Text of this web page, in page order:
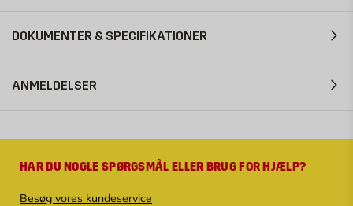
DOKUMENTER & SPECIFIKATIONER
ANMELDELSER
HAR DU NOGLE SPØRGSMÅL ELLER BRUG FOR HJÆLP?
Besøg vores kundeservice